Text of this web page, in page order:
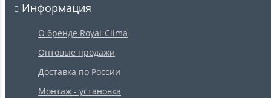
Информация
О бренде Royal-Clima
Оптовые продажи
Доставка по России
Монтаж - установка